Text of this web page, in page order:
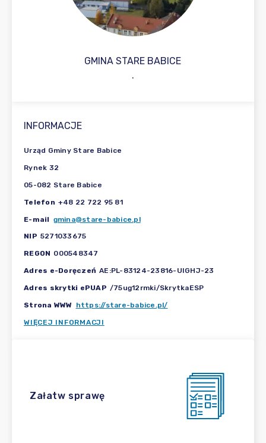
GMINA STARE BABICE
.
INFORMACJE
Urząd Gminy Stare Babice
Rynek 32
05-082 Stare Babice
Telefon +48 22 722 95 81
E-mail gmina@stare-babice.pl
NIP 5271033675
REGON 000548347
Adres e-Doręczeń AE:PL-83124-23816-UIGHJ-23
Adres skrytki ePUAP /75ug12rmki/SkrytkaESP
Strona WWW https://stare-babice.pl/
WIĘCEJ INFORMACJI
Załatw sprawę